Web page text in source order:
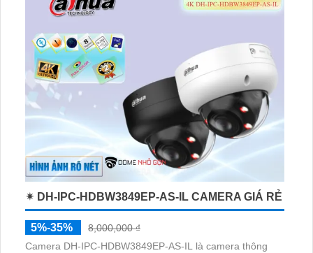
lượng cao
✴ DH-IPC-HDBW3849EP-AS-IL CAMERA GIÁ RẺ
5%-35%
8,000,000 ₫
Camera DH-IPC-HDBW3849EP-AS-IL là camera thông